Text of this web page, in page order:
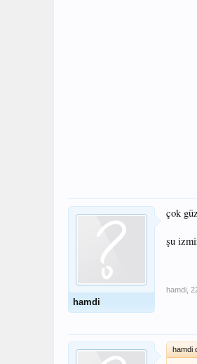
hamdi
çok
şu
hamdi
hamdi